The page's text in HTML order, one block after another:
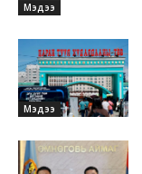
Мэдээ
Мэдээ